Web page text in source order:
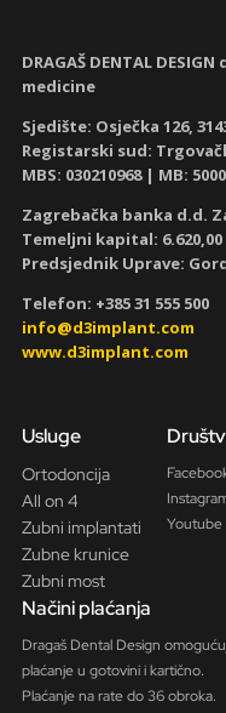
DRAGAŠ DENTAL
medicine
Sjedište: Osječka 126,
Registarski sud:
MBS: 030210968 | MB:
Zagrebačka banka d.d.
Temeljni kapital:
Predsjednik Uprave:
Telefon: +385 31 555 500
info@d3implant.com
www.d3implant.com
Usluge
Ortodoncija
All on 4
Zubni implantati
Zubne krunice
Zubni most
Youtube
Načini plaćanja
Dragaš Dental Design
plaćanje u gotovini i kartično.
Plaćanje na rate do 36 obroka.